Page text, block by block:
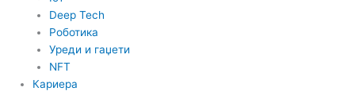
Deep Tech
Роботика
Уреди и гаџети
NFT
Кариера